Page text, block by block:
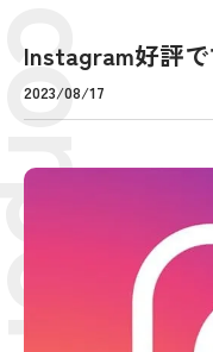
Instagram好評
2023/08/17